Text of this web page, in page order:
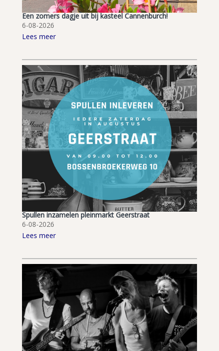
Een zomers dagje uit bij kasteel Cannenburch!
6-08-2026
Lees meer
Spullen inzamelen pleinmarkt Geerstraat
6-08-2026
Lees meer